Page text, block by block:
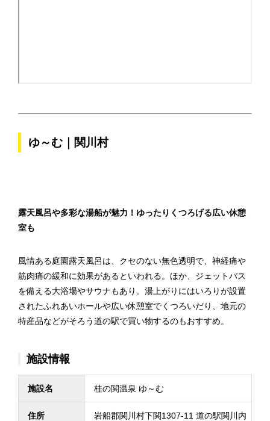
ゆ～む｜関川村
露天風呂や多彩な湯船が魅力！ゆったりくつろげる広い休憩
室も
風情ある庭園露天風呂は、クセのない無色透明で、神経痛や
筋肉痛の緩和に効果があるといわれる。ほか、ジェットバス
を備える大浴場やサウナもあり。湯上がりにはいろりが設置
されたふれあいホールや広い休憩室でくつろいだり、地元の
特産品などがそろう道の駅で買い物するのもおすすめ。
施設情報
施設名 桂の関温泉 ゆ～む
住所 岩船郡関川村下関1307-11 道の駅関川内